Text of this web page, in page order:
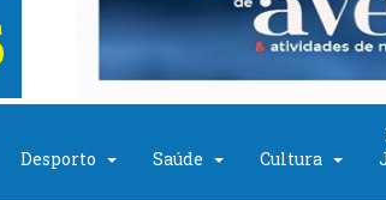
Desporto Saúde Cultura